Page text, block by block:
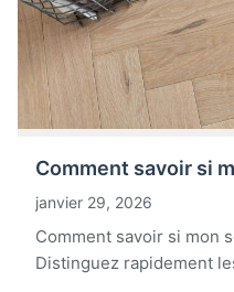
Comment savoir si
janvier 29, 2026
Comment savoir si mon
Distinguez rapidement